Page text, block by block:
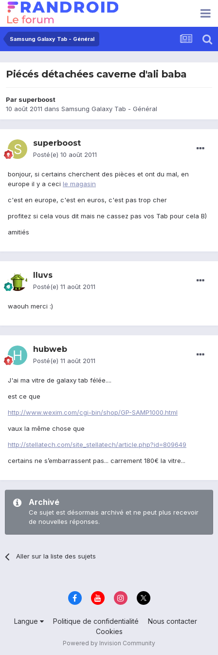
Samsung Galaxy Tab - Général
Piécés détachées caverne d'ali baba
Par superboost
10 août 2011 dans Samsung Galaxy Tab - Général
superboost
Posté(e) 10 août 2011
bonjour, si certains cherchent des pièces et ont du mal, en
europe il y a ceci le magasin
c'est en europe, c'est en euros, c'est pas trop cher
profitez si cela vous dit mais ne cassez pas vos Tab pour cela B)
amitiés
Iluvs
Posté(e) 11 août 2011
waouh merci :)
hubweb
Posté(e) 11 août 2011
J'ai ma vitre de galaxy tab félée....
est ce que
http://www.wexim.com/cgi-bin/shop/GP-SAMP1000.html
vaux la même chose que
http://stellatech.com/site_stellatech/article.php?id=809649
certains ne s’embarrassent pas... carrement 180€ la vitre...
Archivé
Ce sujet est désormais archivé et ne peut plus recevoir
de nouvelles réponses.
Aller sur la liste des sujets
Langue Politique de confidentialité
Nous contacter
Cookies
Powered by Invision Community